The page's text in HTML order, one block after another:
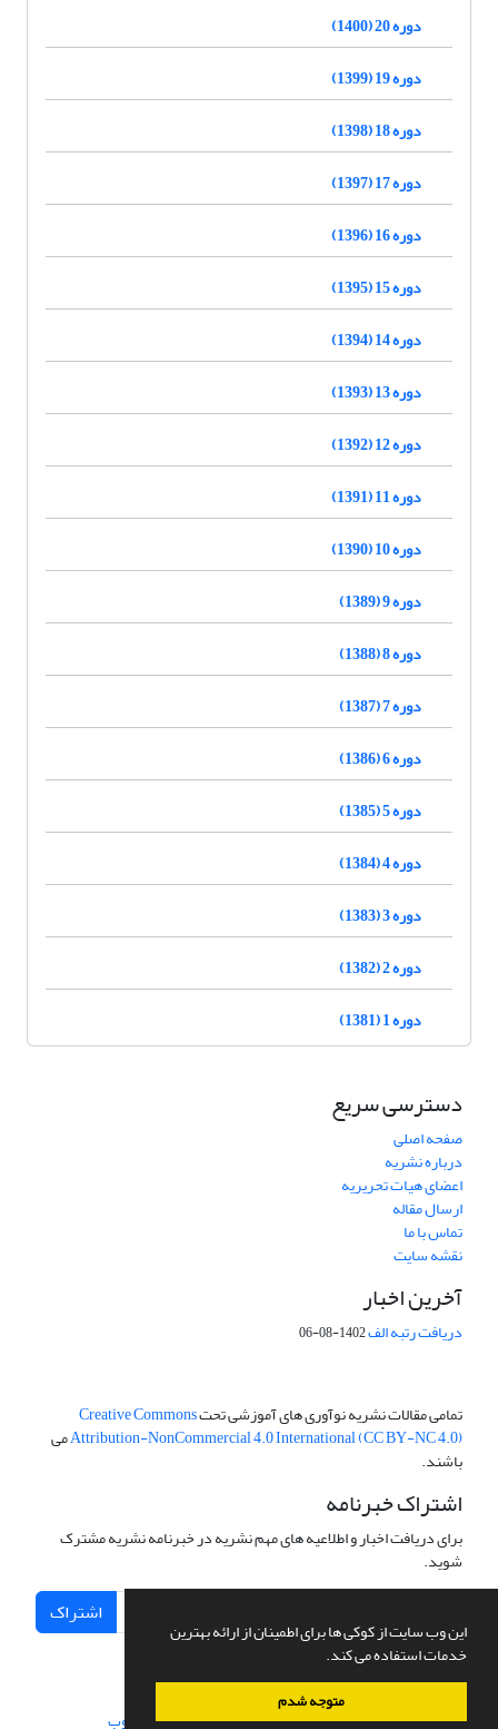
این وب سایت از کوکی ها برای اطمینان از ارائه بهترین
خدمات استفاده می کند.
متوجه شدم
دوره 20 (1400)
دوره 19 (1399)
دوره 18 (1398)
دوره 17 (1397)
دوره 16 (1396)
دوره 15 (1395)
دوره 14 (1394)
دوره 13 (1393)
دوره 12 (1392)
دوره 11 (1391)
دوره 10 (1390)
دوره 9 (1389)
دوره 8 (1388)
دوره 7 (1387)
دوره 6 (1386)
دوره 5 (1385)
دوره 4 (1384)
دوره 3 (1383)
دوره 2 (1382)
دوره 1 (1381)
دسترسی سریع
صفحه اصلی
درباره نشریه
اعضای هیات تحریریه
ارسال مقاله
تماس با ما
نقشه سایت
آخرین اخبار
دریافت رتبه الف1402-08-06
تمامی مقالات نشریه نوآوری های آموزشی تحتCreative Commons
Attribution-NonCommercial 4.0 International (CC BY-NC 4.0)می
باشند.
اشتراک خبرنامه
برای دریافت اخبار و اطلاعیه های مهم نشریه در خبرنامه نشریه مشترک
شوید.
اشتراک
سامانه مدیریت نشریات علمی.طراحی و پیاده سازی از سیناوب